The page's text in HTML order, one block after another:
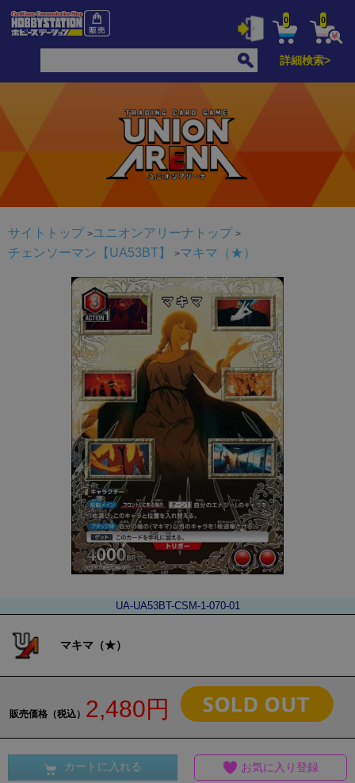
0 0
詳細検索>
サイトトップ
ユニオンアリーナトップ
チェンソーマン【UA53BT】
マキマ（★）
UA-UA53BT-CSM-1-070-01
マキマ（★）
販売価格（税込） 2,480円
カートに入れる お気に入り登録